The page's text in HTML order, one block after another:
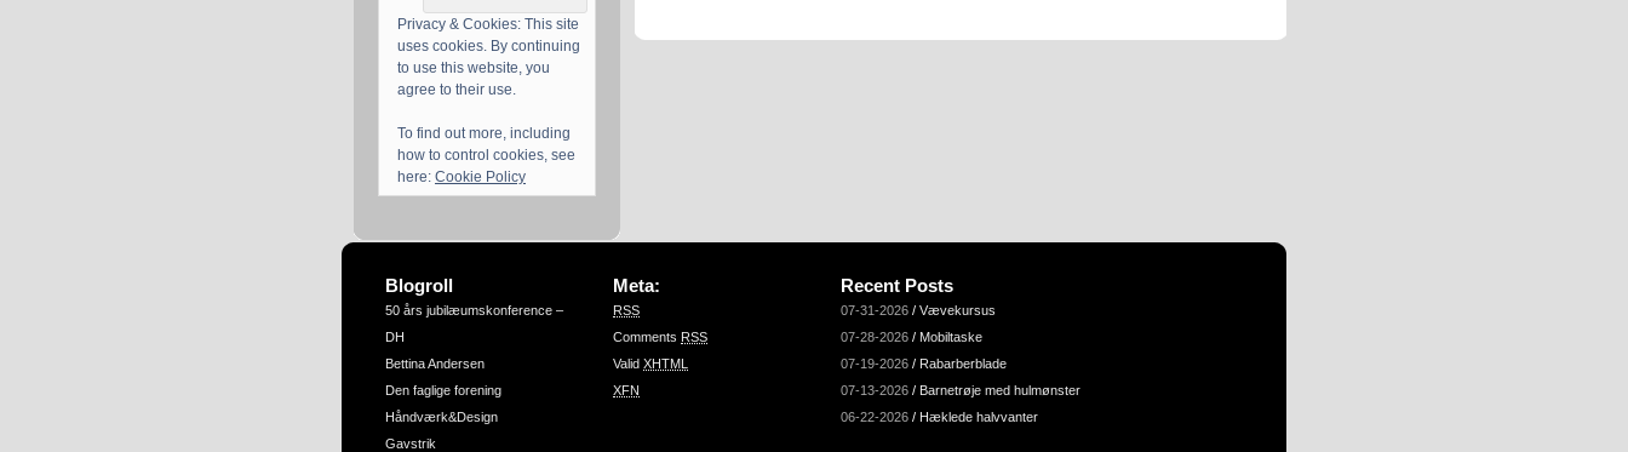
Privacy & Cookies: This site
uses cookies. By continuing
to use this website, you
agree to their use.
To find out more, including
how to control cookies, see
here: Cookie Policy
Blogroll
50 års jubilæumskonference –
DH
Bettina Andersen
Den faglige forening
Håndværk&Design
Gavstrik
Meta:
RSS
Comments RSS
Valid XHTML
XFN
Recent Posts
07-31-2026 / Vævekursus
07-28-2026 / Mobiltaske
07-19-2026 / Rabarberblade
07-13-2026 / Barnetrøje med hulmønster
06-22-2026 / Hæklede halvvanter